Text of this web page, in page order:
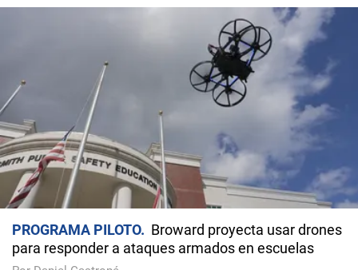
PROGRAMA PILOTO
Broward proyecta usar drones
para responder a ataques armados en escuelas